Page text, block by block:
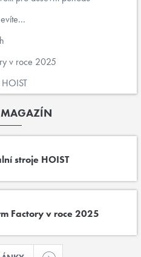
v roce 2025
MAGAZÍN
stroje HOIST
Factory v roce 2025